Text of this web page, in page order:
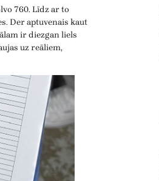
760. Līdz ar to
Der aptuvenais kaut
ir diezgan liels
uz reāliem,